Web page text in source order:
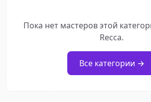
Пока нет мастеров этой
Recca.
Все категории →